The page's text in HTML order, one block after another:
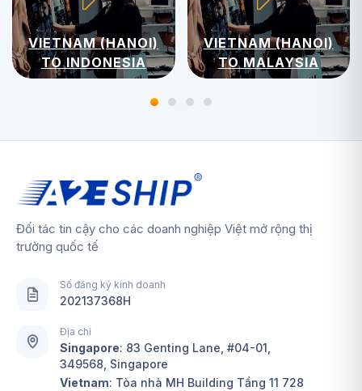
VIETNAM (HANOI)
TO INDONESIA
VIETNAM (HANOI)
TO MALAYSIA
Đối tác tin cậy cho các doanh nghiệp Việt mở rộng thị
trường quốc tế
Số đăng ký kinh doanh
202137368H
Địa chỉ
Singapore: 83 Genting Lane, #04-01,
349568, Singapore
Vietnam: Tòa nhà MH Building Tầng 11 728